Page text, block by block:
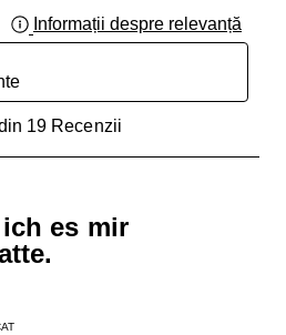
Informații despre relevanță
19 Recenzii
es mir